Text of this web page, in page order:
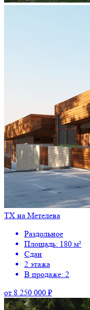
ТХ на Метелева
Раздольное
Площадь: 180 м²
Сдан
2 этажа
В продаже: 2
от 8 250 000 ₽